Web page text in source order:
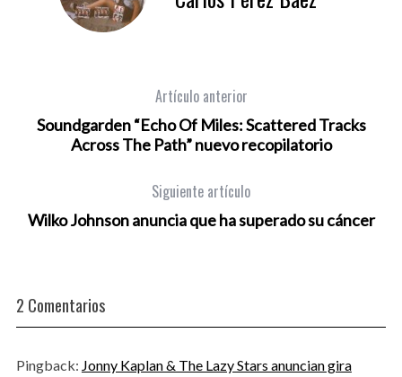
Artículo anterior
Soundgarden “Echo Of Miles: Scattered Tracks
Across The Path” nuevo recopilatorio
Siguiente artículo
Wilko Johnson anuncia que ha superado su cáncer
2 Comentarios
Pingback: Jonny Kaplan & The Lazy Stars anuncian gira